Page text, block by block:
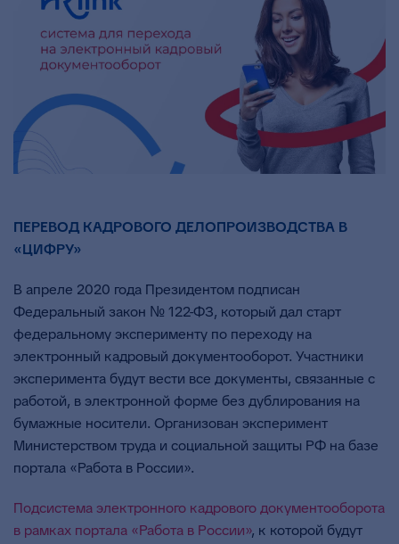
ПЕРЕВОД КАДРОВОГО ДЕЛОПРОИЗВОДСТВА В
«ЦИФРУ»
В апреле 2020 года Президентом подписан
Федеральный закон № 122-ФЗ, который дал старт
федеральному эксперименту по переходу на
электронный кадровый документооборот. Участники
эксперимента будут вести все документы, связанные с
работой, в электронной форме без дублирования на
бумажные носители. Организован эксперимент
Министерством труда и социальной защиты РФ на базе
портала «Работа в России».
Подсистема электронного кадрового документооборота
в рамках портала «Работа в России», к которой будут